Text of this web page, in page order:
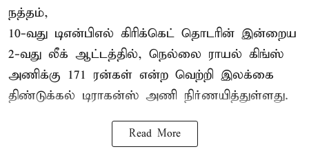
நத்தம்,
10-வது டிஎன்பிஎல் கிரிக்கெட் தொடரின் இன்றைய
2-வது லீக் ஆட்டத்தில், நெல்லை ராயல் கிங்ஸ்
அணிக்கு 171 ரன்கள் என்ற வெற்றி இலக்கை
திண்டுக்கல் டிராகன்ஸ் அணி நிர்ணயித்துள்ளது.
Read More